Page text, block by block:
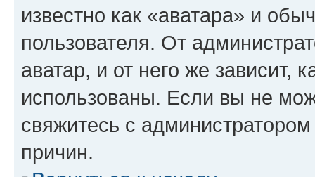
известно как «аватара» и
пользователя. От
аватар, и от него же зависит,
использованы. Если вы не
свяжитесь с
причин.